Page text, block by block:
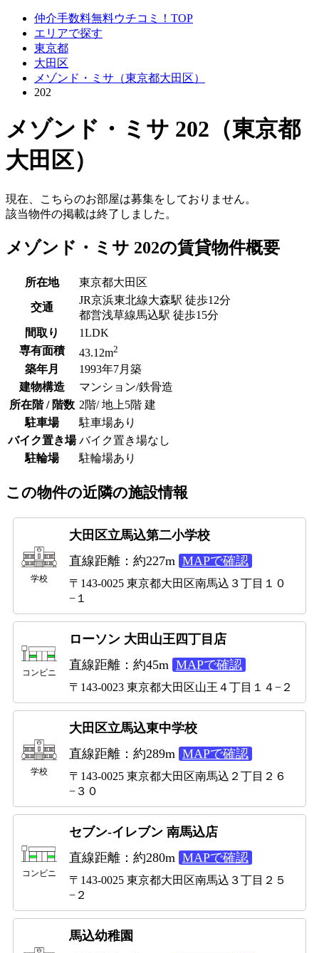
仲介手数料無料ウチコミ！TOP
エリアで探す
東京都
大田区
メゾンド・ミサ（東京都大田区）
202
メゾンド・ミサ 202（東京都
大田区）
現在、こちらのお部屋は募集をしておりません。
該当物件の掲載は終了しました。
メゾンド・ミサ 202の賃貸物件概要
所在地 東京都大田区
交通
JR京浜東北線大森駅 徒歩12分
都営浅草線馬込駅 徒歩15分
間取り
1LDK
専有面積
43.12m2
築年月
1993年7月築
建物構造
マンション/鉄骨造
所在階 / 階数 2階/ 地上5階 建
駐車場
駐車場あり
バイク置き場 バイク置き場なし
駐輪場
駐輪場あり
この物件の近隣の施設情報
学校
大田区立馬込第二小学校
直線距離：約227m MAPで確認
〒143-0025 東京都大田区南馬込３丁目１０
−１
コンビニ
ローソン 大田山王四丁目店
直線距離：約45m MAPで確認
〒143-0023 東京都大田区山王４丁目１４−２
学校
大田区立馬込東中学校
直線距離：約289m MAPで確認
〒143-0025 東京都大田区南馬込２丁目２６
−３０
コンビニ
セブン-イレブン 南馬込店
直線距離：約280m MAPで確認
〒143-0025 東京都大田区南馬込３丁目２５
−２
馬込幼稚園